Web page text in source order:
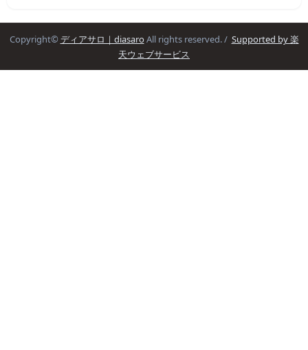
Copyright© ディアサロ｜diasaroAll rights reserved. / Supported by 楽
天ウェブサービス